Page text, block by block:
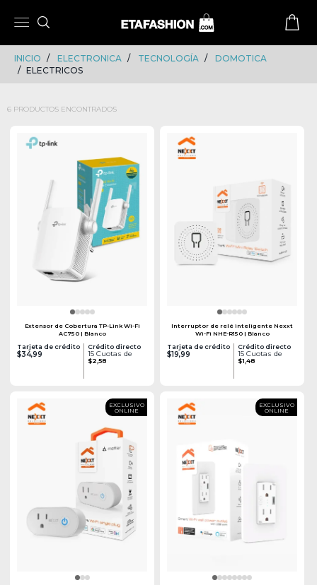
INICIO ELECTRONICA TECNOLOGÍA
DOMOTICA
ELECTRICOS
6 PRODUCTOS ENCONTRADOS
Extensor de Cobertura TP-Link Wi-Fi
AC750 | Blanco
Tarjeta de crédito
$34,99
Crédito directo
15 Cuotas de
$2,58
Interruptor de relé inteligente Nexxt
Wi-Fi NHE-R150 | Blanco
Tarjeta de crédito
$19,99
Crédito directo
15 Cuotas de
$1,48
EXCLUSIVO
ONLINE
EXCLUSIVO
ONLINE